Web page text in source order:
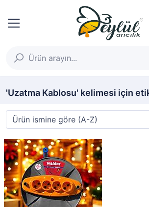
'Uzatma Kablosu' kelimesi için